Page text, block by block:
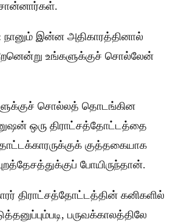
சொன்னார்கள்.
நானும் இன்ன அதிகாரத்தினால்
உங்களுக்குச் சொல்லேன்
சொல்லத் தொடங்கின
ஒரு திராட்சத்தோட்டத்தை
குத்தகையாக
போயிருந்தான்.
திராட்சத்தோட்டத்தின் கனிகளில்
பருவக்காலத்திலே